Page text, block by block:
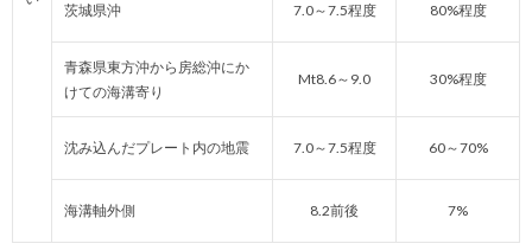
茨城県沖 7.0～7.5程度 80%程度
青森県東方沖から房総沖にか
けての海溝寄り
Mt8.6～9.0 30%程度
沈み込んだプレート内の地震 7.0～7.5程度 60～70%
海溝軸外側 8.2前後 7%